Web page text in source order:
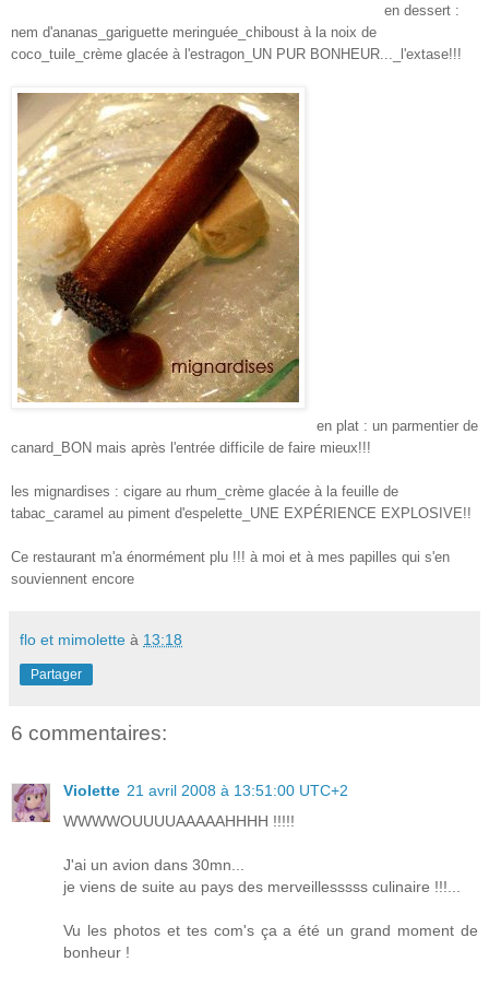
en dessert :
nem d'ananas_ gariguette meringuée_ chiboust à la noix de
coco_tuile_crème glacée à l'estragon_UN PUR BONHEUR..._l'extase!!!
en plat : un parmentier de
canard_BON mais après l'entrée difficile de faire mieux!!!
les mignardises : cigare au rhum_crème glacée à la feuille de
tabac_caramel au piment d'espelette _UNE EXPÉRIENCE EXPLOSIVE!!
Ce restaurant m'a énormément plu !!! à moi et à mes papilles qui s'en
souviennent encore
flo et mimolette à 13:18
Partager
6 commentaires:
Violette 21 avril 2008 à 13:51:00 UTC+2
WWWWOUUUUAAAAAHHHH !!!!!
J'ai un avion dans 30mn...
je viens de suite au pays des merveillesssss culinaire !!!...
Vu les photos et tes com's ça a été un grand moment de
bonheur !